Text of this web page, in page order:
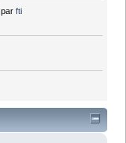
parfti